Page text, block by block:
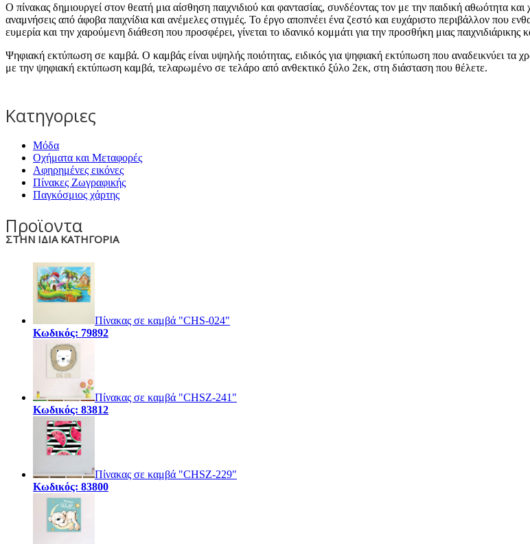
Ο πίνακας δημιουργεί στον θεατή μια αίσθηση παιχνιδιού και φαντασίας, συνδέοντας τον με την παιδική αθωότητα
αναμνήσεις από άφοβα παιχνίδια και ανέμελες στιγμές. Το έργο αποπνέει ένα ζεστό και ευχάριστο περιβάλλον που
ευμερία και την χαρούμενη διάθεση που προσφέρει, γίνεται το ιδανικό κομμάτι για την προσθήκη μιας παιχνιδιάρικης
Ψηφιακή εκτύπωση σε καμβά. Ο καμβάς είναι υψηλής ποιότητας, ειδικός για ψηφιακή εκτύπωση που αναδεικνύει τα
με την ψηφιακή εκτύπωση καμβά, τελαρωμένο σε τελάρο από ανθεκτικό ξύλο 2εκ, στη διάσταση που θέλετε.
Κατηγοριες
Μόδα
Οχήματα και Μεταφορές
Αφηρημένες εικόνες
Πίνακες Ζωγραφικής
Παγκόσμιος χάρτης
Προϊοντα
ΣΤΗΝ ΙΔΙΑ ΚΑΤΗΓΟΡΙΑ
Πίνακας σε καμβά "CHS-024"
Κωδικός: 79892
Πίνακας σε καμβά "CHSZ-241"
Κωδικός: 83812
Πίνακας σε καμβά "CHSZ-229"
Κωδικός: 83800